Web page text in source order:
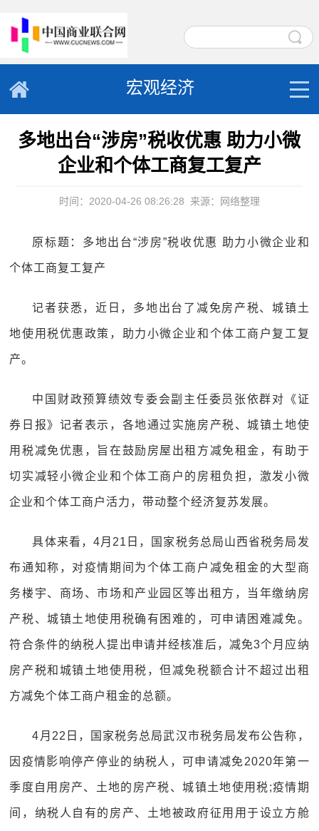
宏观经济
多地出台“涉房”税收优惠 助力小微
企业和个体工商复工复产
时间：2020-04-26 08:26:28 来源：网络整理
原标题：多地出台“涉房”税收优惠 助力小微企业和
个体工商复工复产
记者获悉，近日，多地出台了减免房产税、城镇土
地使用税优惠政策，助力小微企业和个体工商户复工复
产。
中国财政预算绩效专委会副主任委员张依群对《证
券日报》记者表示，各地通过实施房产税、城镇土地使
用税减免优惠，旨在鼓励房屋出租方减免租金，有助于
切实减轻小微企业和个体工商户的房租负担，激发小微
企业和个体工商户活力，带动整个经济复苏发展。
具体来看，4月21日，国家税务总局山西省税务局发
布通知称，对疫情期间为个体工商户减免租金的大型商
务楼宇、商场、市场和产业园区等出租方，当年缴纳房
产税、城镇土地使用税确有困难的，可申请困难减免。
符合条件的纳税人提出申请并经核准后，减免3个月应纳
房产税和城镇土地使用税，但减免税额合计不超过出租
方减免个体工商户租金的总额。
4月22日，国家税务总局武汉市税务局发布公告称，
因疫情影响停产停业的纳税人，可申请减免2020年第一
季度自用房产、土地的房产税、城镇土地使用税;疫情期
间，纳税人自有的房产、土地被政府征用用于设立方舱